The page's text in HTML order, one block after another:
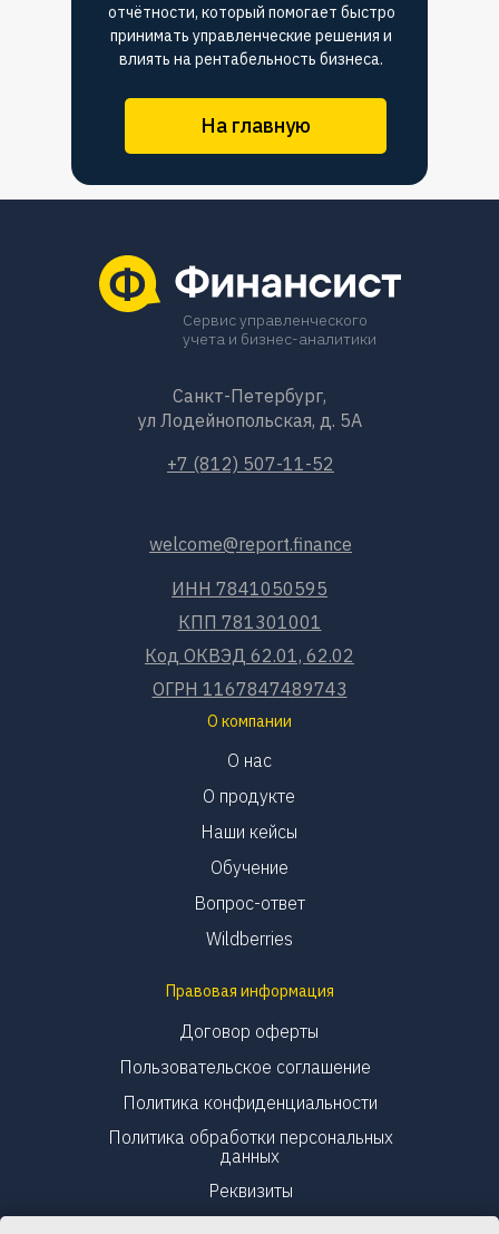
На главную
отчётности, который помогает быстро
принимать управленческие решения и
влиять на рентабельность бизнеса.
Сервис управленческого
учета и бизнес-аналитики
О компании
+7 (812) 507-11-52
Санкт-Петербург,
ул Лодейнопольская, д. 5А
welcome@report.finance
О нас
О продукте
Наши кейсы
Обучение
Вопрос-ответ
Правовая информация
Договор оферты
Пользовательское соглашение
Политика конфиденциальности
Политика обработки персональных
данных
Wildberries
ИНН 7841050595
Реквизиты
КПП 781301001
Код ОКВЭД 62.01, 62.02
ОГРН 1167847489743